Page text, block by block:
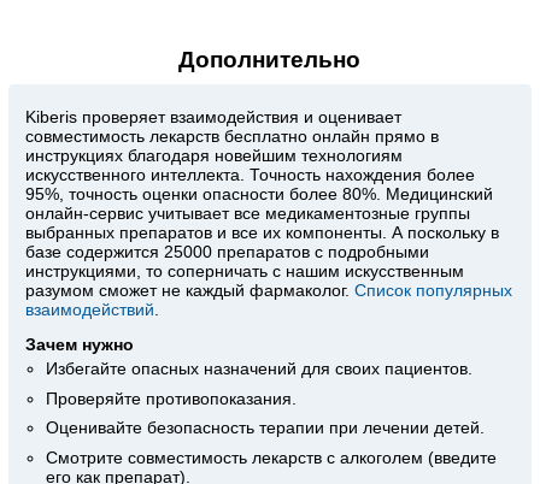
Дополнительно
Kiberis проверяет взаимодействия и оценивает
совместимость лекарств бесплатно онлайн прямо в
инструкциях благодаря новейшим технологиям
искусственного интеллекта. Точность нахождения более
95%, точность оценки опасности более 80%. Медицинский
онлайн-сервис учитывает все медикаментозные группы
выбранных препаратов и все их компоненты. А поскольку в
базе содержится 25000 препаратов с подробными
инструкциями, то соперничать с нашим искусственным
разумом сможет не каждый фармаколог.Список популярных
взаимодействий
Зачем нужно
Избегайте опасных назначений для своих пациентов.
Проверяйте противопоказания.
Оценивайте безопасность терапии при лечении детей.
Смотрите совместимость лекарств с алкоголем (введите
его как препарат).